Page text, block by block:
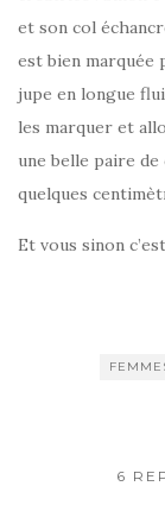
et son col
est bien
jupe en longue
les marquer et
une belle paire
quelques
Et vous sinon
6